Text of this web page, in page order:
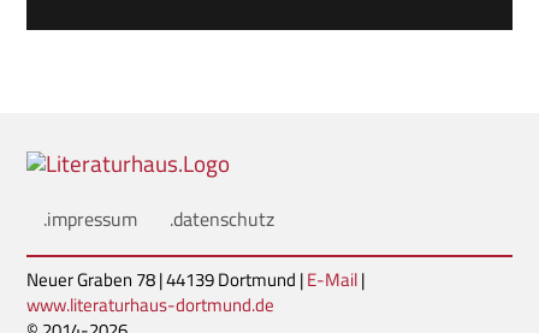
.impressum .datenschutz
Neuer Graben 78 | 44139 Dortmund |E-Mail|
www.literaturhaus-dortmund.de